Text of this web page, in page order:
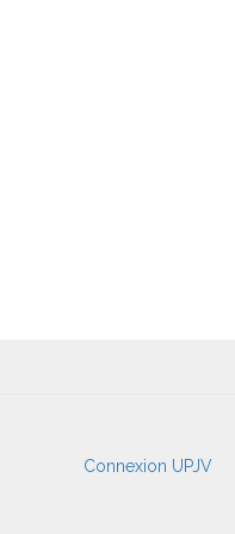
Connexion UPJV